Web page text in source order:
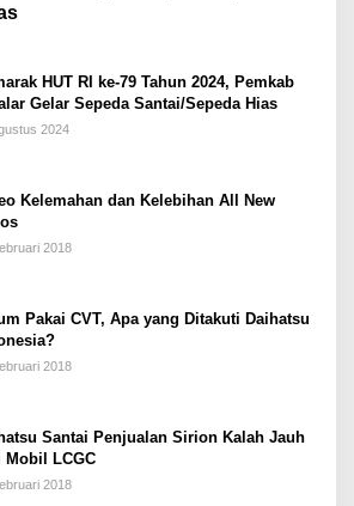
HUT RI ke-79 Tahun 2024, Pemkab
Gelar Sepeda Santai/Sepeda Hias
2024
Kelemahan dan Kelebihan All New
2018
Pakai CVT, Apa yang Ditakuti Daihatsu
2018
Santai Penjualan Sirion Kalah Jauh
Mobil LCGC
2018